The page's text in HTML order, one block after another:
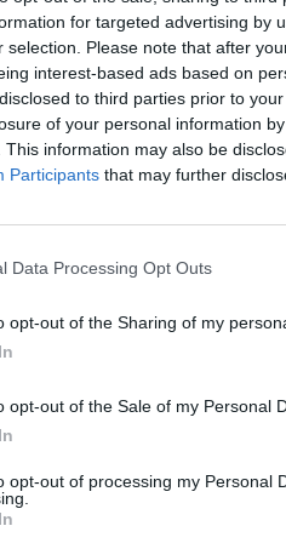
for targeted advertising by
selection. Please note that after
interest-based ads based on
to third parties prior to
of your personal information
This information may also be
Participants that may further
Data Processing Opt Outs
opt-out of the Sharing of my
opt-out of the Sale of my Personal
opt-out of processing my Personal
vagyis az
információkat, és
dolgoznak egy ilyen
annak mikéntje és
ára hogyan fog
embargót hirdet meg
tervezi az orosz olajra.
hogy az Európai Unió
portfolio.hu hírarchívumához